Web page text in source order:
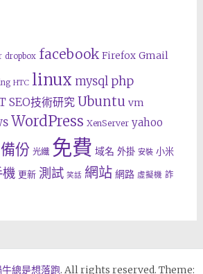
dropbox facebook Firefox Gmail
HTC linux mysql php
SEO技術研究 Ubuntu vm
WordPress XenServer yahoo
備份 光纖 免費 域名 外掛 安裝 小米
機 更新 測試 笑話 網站 網路 虛擬機 詐
牛總是想落跑. All rights reserved. Theme: